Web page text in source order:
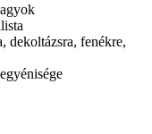
dekoltázsra, fenékre,